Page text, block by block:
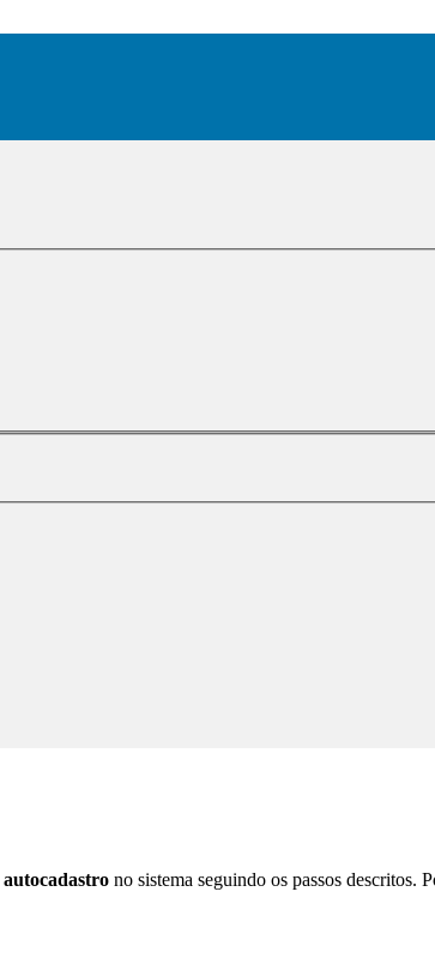
autocadastro no sistema seguindo os passos descritos.